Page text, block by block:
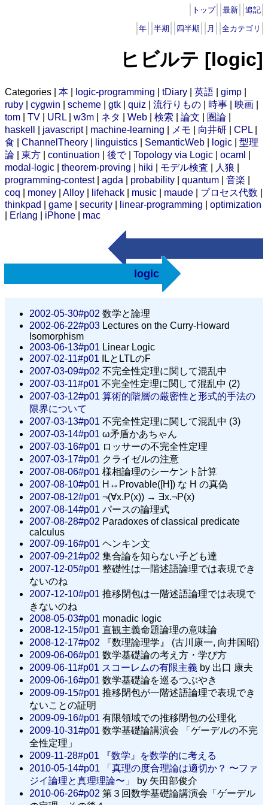
トップ 最新 追記
年 半期 四半期 月 全カテゴリ
ヒビルテ [logic]
Categories | 本 logic-programming tDiary 英語 gimp
ruby
cygwin scheme gtk quiz 流行りもの 時事 映画
tom
TV URL w3m ネタ Web 検索 論文 圏論
haskell
javascript| machine-learning メモ 向井研 CPL
食
ChannelTheory linguistics SemanticWeb logic
型理
論
東方 continuation 後で| Topology via Logic ocaml
modal-logic
theorem-proving hiki モデル検査 人狼
programming-contest| agda probability quantum 音楽
coq
money Alloy lifehack music maude プロセス代数
thinkpad
game security linear-programming
optimization
Erlang iPhone mac
logic
2002-05-30#p02 数学と論理
2002-06-22#p03 Lectures on the Curry-Howard
Isomorphism
2003-06-13#p01 Linear Logic
2007-02-11#p01 ILとLTLのF
2007-03-09#p02 不完全性定理に関して混乱中
2007-03-11#p01 不完全性定理に関して混乱中 (2)
2007-03-12#p01 算術的階層の厳密性と形式的手法の
限界について
2007-03-13#p01 不完全性定理に関して混乱中 (3)
2007-03-14#p01 ω矛盾かあちゃん
2007-03-16#p01 ロッサーの不完全性定理
2007-03-17#p01 クライゼルの注意
2007-08-06#p01 様相論理のシーケント計算
2007-08-10#p01 H↔Provable([H]) な H の真偽
2007-08-12#p01 ¬(∀x.P(x)) → ∃x.¬P(x)
2007-08-14#p01 パースの論理式
2007-08-28#p02 Paradoxes of classical predicate
calculus
2007-09-16#p01 ヘンキン文
2007-09-21#p02 集合論を知らない子ども達
2007-12-05#p01 整礎性は一階述語論理では表現でき
ないのね
2007-12-10#p01 推移閉包は一階述語論理では表現で
きないのね
2008-05-03#p01 monadic logic
2008-12-15#p01 直観主義命題論理の意味論
2008-12-17#p02 『数理論理学』 (古川康一, 向井国昭)
2009-06-06#p01 数学基礎論の考え方・学び方
2009-06-11#p01 スコーレムの有限主義 by 出口 康夫
2009-06-16#p01 数学基礎論を巡るつぶやき
2009-09-15#p01 推移閉包が一階述語論理で表現でき
ないことの証明
2009-09-16#p01 有限領域での推移閉包の公理化
2009-10-31#p01 数学基礎論講演会 「ゲーデルの不完
全性定理」
2009-11-28#p01
『数学』を数学的に考える
2010-05-14#p01
「真理の度合理論は適切か？ 〜ファ
ジイ論理と真理理論〜」
by 矢田部俊介
2010-06-26#p02 第３回数学基礎論講演会「ゲーデル